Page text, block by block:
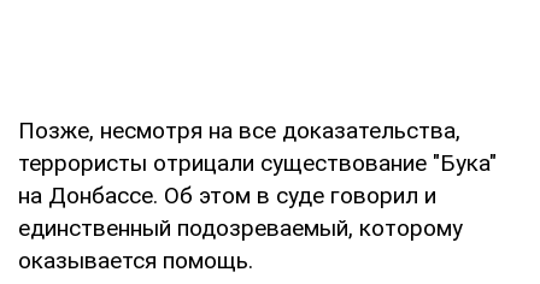
Позже, несмотря на все доказательства,
террористы отрицали существование "Бука"
на Донбассе. Об этом в суде говорил и
единственный подозреваемый, которому
оказывается помощь.